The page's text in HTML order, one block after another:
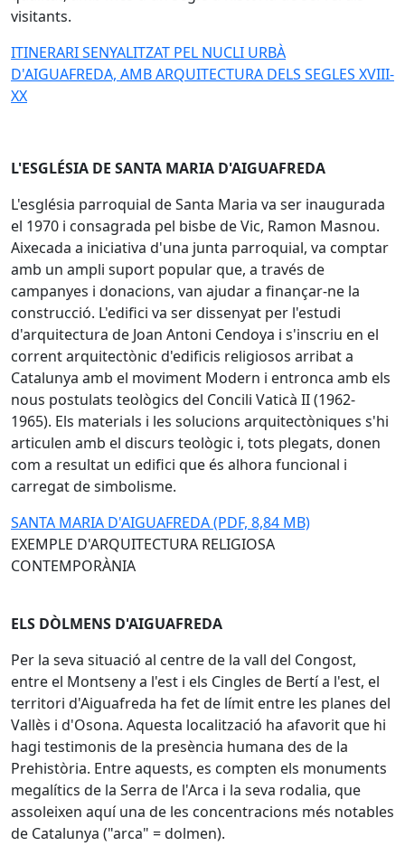
visitants.
ITINERARI SENYALITZAT PEL NUCLI URBÀ
D'AIGUAFREDA, AMB ARQUITECTURA DELS SEGLES XVIII-
XX
L'ESGLÉSIA DE SANTA MARIA D'AIGUAFREDA
L'església parroquial de Santa Maria va ser inaugurada
el 1970 i consagrada pel bisbe de Vic, Ramon Masnou.
Aixecada a iniciativa d'una junta parroquial, va comptar
amb un ampli suport popular que, a través de
campanyes i donacions, van ajudar a finançar-ne la
construcció. L'edifici va ser dissenyat per l'estudi
d'arquitectura de Joan Antoni Cendoya i s'inscriu en el
corrent arquitectònic d'edificis religiosos arribat a
Catalunya amb el moviment Modern i entronca amb els
nous postulats teològics del Concili Vaticà II (1962-
1965). Els materials i les solucions arquitectòniques s'hi
articulen amb el discurs teològic i, tots plegats, donen
com a resultat un edifici que és alhora funcional i
carregat de simbolisme.
SANTA MARIA D'AIGUAFREDA (PDF, 8,84 MB)
EXEMPLE D'ARQUITECTURA RELIGIOSA
CONTEMPORÀNIA
ELS DÒLMENS D'AIGUAFREDA
Per la seva situació al centre de la vall del Congost,
entre el Montseny a l'est i els Cingles de Bertí a l'est, el
territori d'Aiguafreda ha fet de límit entre les planes del
Vallès i d'Osona. Aquesta localització ha afavorit que hi
hagi testimonis de la presència humana des de la
Prehistòria. Entre aquests, es compten els monuments
megalítics de la Serra de l'Arca i la seva rodalia, que
assoleixen aquí una de les concentracions més notables
de Catalunya ("arca" = dolmen).